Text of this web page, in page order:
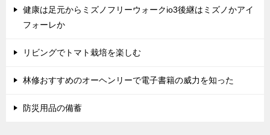
シ 健康は足元からミズノフリーウォークio3後継はミズノかアイ
フォーレか
リビングでトマト栽培を楽しむ
林修おすすめのオーヘンリーで電子書籍の威力を知った
防災用品の備蓄